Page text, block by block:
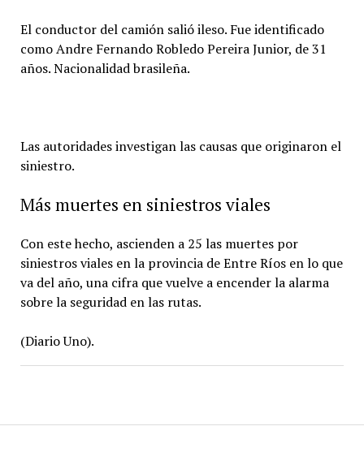
El conductor del camión salió ileso. Fue identificado
como Andre Fernando Robledo Pereira Junior, de 31
años. Nacionalidad brasileña.
Las autoridades investigan las causas que originaron el
siniestro.
Más muertes en siniestros viales
Con este hecho, ascienden a 25 las muertes por
siniestros viales en la provincia de Entre Ríos en lo que
va del año, una cifra que vuelve a encender la alarma
sobre la seguridad en las rutas.
(Diario Uno).